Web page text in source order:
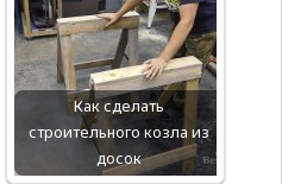
Как сделать
строительного козла из
досок